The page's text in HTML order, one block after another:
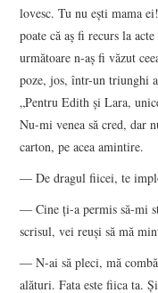
lovesc. Tu nu eşti mama
poate că aş fi recurs la
următoare n-aş fi văzut
poze, jos, într-un triunghi
„Pentru Edith şi Lara,
Nu-mi venea să cred, dar
carton, pe acea amintire.
― De dragul fiicei, te
― Cine ţi-a permis să-mi
scrisul, vei reuşi să mă
― N-ai să pleci, mă
alături. Fata este fiica ta.